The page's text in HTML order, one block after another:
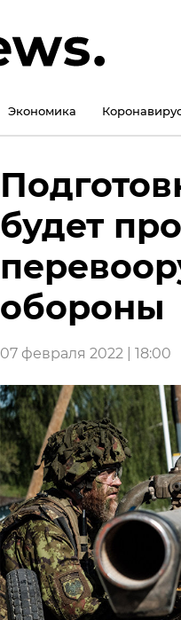
Экономика
будет
обороны
07 февраля 2022 | 18:00